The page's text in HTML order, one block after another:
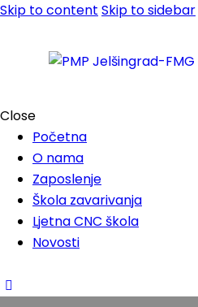
Skip to content Skip to sidebar
Close
Početna
O nama
Zaposlenje
Škola zavarivanja
Ljetna CNC škola
Novosti